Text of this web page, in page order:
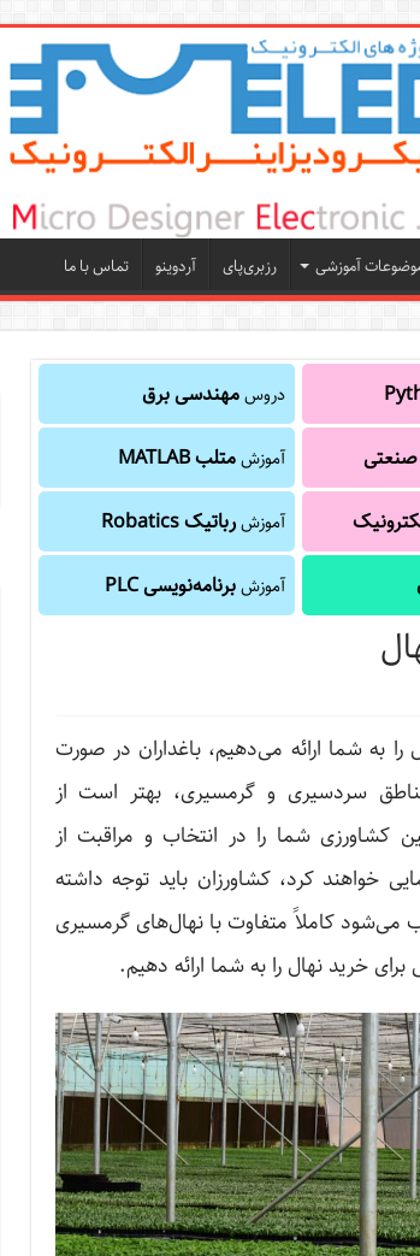
آموزشی رزبری‌پای آردوینو تماس با ما
صنعتی
دروسمهندسی برق
آموزشمتلب MATLAB
آموزشرباتیک Robatics
آموزشبرنامه‌نویسی PLC
خرید نهال را به شما ارائه می‌دهیم، باغداران در صورت
سردسیری و گرمسیری، بهتر است از
کشاورزی شما را در انتخاب و مراقبت از
خواهند کرد، کشاورزان باید توجه داشته
می‌شود کاملاً متفاوت با نهال‌های گرمسیری
خرید نهال را به شما ارائه دهیم.